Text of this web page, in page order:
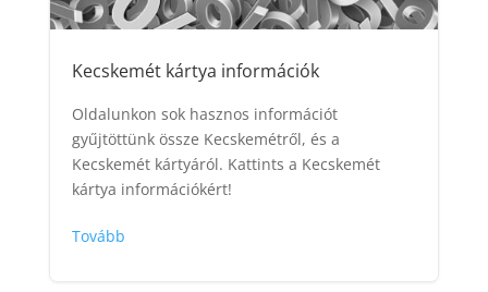
Kecskemét kártya információk
Oldalunkon sok hasznos információt
gyűjtöttünk össze Kecskemétről, és a
Kecskemét kártyáról. Kattints a Kecskemét
kártya információkért!
Tovább